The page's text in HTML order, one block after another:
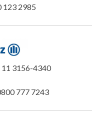
123 2985
11 3156-4340
777 7243